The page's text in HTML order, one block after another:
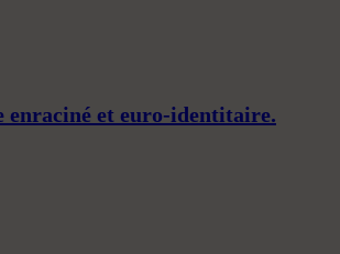
enraciné et euro-identitaire.